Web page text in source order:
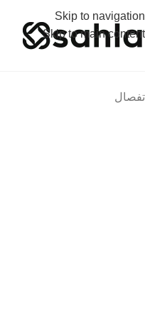
Skip to navigation
Skip to main content
تفصال